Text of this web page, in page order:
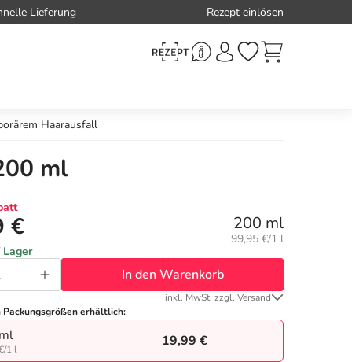
Lieferung Rezept einlösen
Haarausfall
ml
€ 200 ml
Grundpreis:
99,95 €/1 l
In den Warenkorb
inkl. MwSt. zzgl. Versand
Packungsgrößen erhältlich:
1 l
19,99 €